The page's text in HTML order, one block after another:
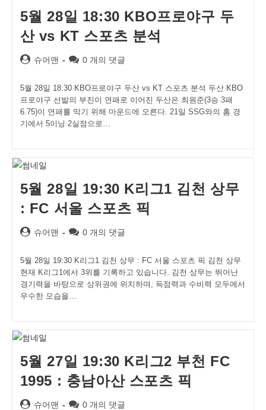
5월 28일 18:30 KBO프로야구 두
산 vs KT 스포츠 분석
Post슈어맨
Post0 개의 댓글
5월 28일 18:30 KBO프로야구 두산 vs KT 스포츠 분석 두산 KBO
프로야구 선발의 부진이 연패로 이어진 두산은 최원준(3승 3패
6.75)이 연패를 막기 위해 마운드에 오른다. 21일 SSG와의 홈 경
기에서 5이닝 2실점으로…
5월 28일 19:30 K리그1 김천 상무
: FC 서울 스포츠 픽
Post슈어맨
Post0 개의 댓글
5월 28일 19:30 K리그1 김천 상무 : FC 서울 스포츠 픽 김천 상무
현재 K리그1에서 3위를 기록하고 있습니다. 김천 상무는 뛰어난
경기력을 바탕으로 상위권에 위치하며, 득점력과 수비력 모두에서
우수한 모습을…
5월 27일 19:30 K리그2 부천 FC
1995 : 충남아산 스포츠 픽
Post슈어맨
Post0 개의 댓글